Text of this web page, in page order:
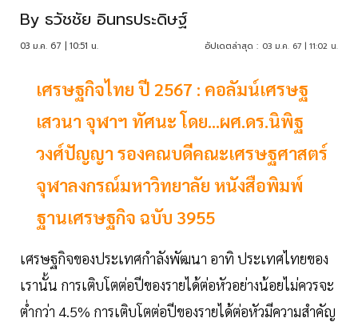
By ธวัชชัย อินทรประดิษฐ์
03 ม.ค. 67 | 10:51 น. อัปเดตล่าสุด : 03 ม.ค. 67 | 11:02 น.
เศรษฐกิจไทย ปี 2567 : คอลัมน์เศรษฐ
เสวนา จุฬาฯ ทัศนะ โดย...ผศ.ดร.นิพิฐ
วงศ์ปัญญา รองคณบดีคณะเศรษฐศาสตร์
จุฬาลงกรณ์มหาวิทยาลัย หนังสือพิมพ์
ฐานเศรษฐกิจ ฉบับ 3955
เศรษฐกิจของประเทศกำลังพัฒนา อาทิ ประเทศไทยของ
เรานั้น การเติบโตต่อปีของรายได้ต่อหัวอย่างน้อยไม่ควรจะ
ต่ำกว่า 4.5% การเติบโตต่อปีของรายได้ต่อหัวมีความสำคัญ